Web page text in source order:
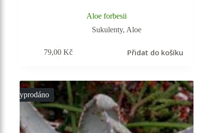
Aloe forbesii
Sukulenty, Aloe
79,00Kč Přidat do košíku
Vyprodáno